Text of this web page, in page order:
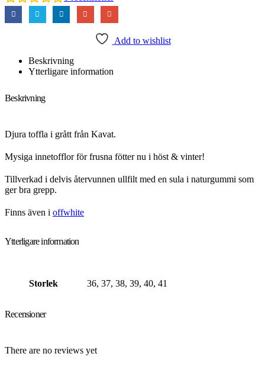
Add to wishlist
Beskrivning
Ytterligare information
Beskrivning
Djura toffla i grått från Kavat.
Mysiga innetofflor för frusna fötter nu i höst & vinter!
Tillverkad i delvis återvunnen ullfilt med en sula i naturgummi som
ger bra grepp.
Finns även i offwhite
Ytterligare information
Storlek 36, 37, 38, 39, 40, 41
Recensioner
There are no reviews yet